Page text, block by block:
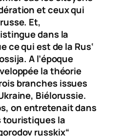
et ceux qui
Et,
dans la
ce qui est de la Rus‘
. A l’époque
la théorie
branches issues
Biélorussie.
on entretenait dans
touristiques la
russkix“